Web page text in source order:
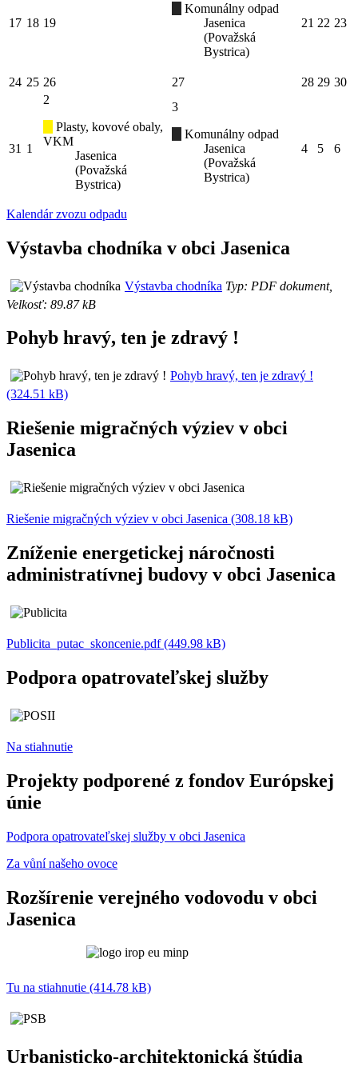
17 18 19
Komunálny odpad
Jasenica
(Považská
Bystrica)
21 22 23
24 25 26 27 28 29 30
31 1
2
Plasty, kovové obaly,
VKM
Jasenica
(Považská
Bystrica)
3
Komunálny odpad
Jasenica
(Považská
Bystrica)
4 5 6
Kalendár zvozu odpadu
Výstavba chodníka v obci Jasenica
Výstavba chodníka Typ: PDF dokument,
Velkosť: 89.87 kB
Pohyb hravý, ten je zdravý !
Pohyb hravý, ten je zdravý !
(324.51 kB)
Riešenie migračných výziev v obci
Jasenica
Riešenie migračných výziev v obci Jasenica (308.18 kB)
Zníženie energetickej náročnosti
administratívnej budovy v obci Jasenica
Publicita_putac_skoncenie.pdf (449.98 kB)
Podpora opatrovateľskej služby
Na stiahnutie
Projekty podporené z fondov Európskej
únie
Podpora opatrovateľskej služby v obci Jasenica
Za vůní našeho ovoce
Rozšírenie verejného vodovodu v obci
Jasenica
Tu na stiahnutie (414.78 kB)
Urbanisticko-architektonická štúdia